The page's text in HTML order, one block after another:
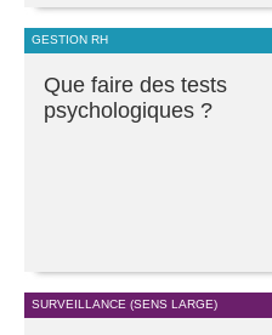
GESTION RH
Que faire des tests
psychologiques ?
SURVEILLANCE (SENS LARGE)